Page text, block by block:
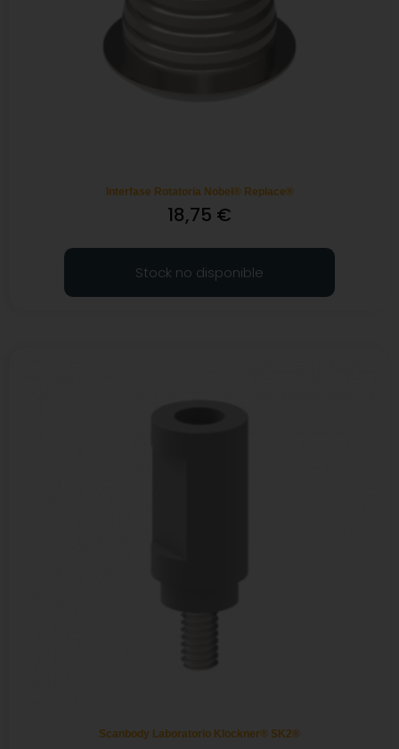
Interfase Rotatoria Nobel® Replace®
18,75 €
Stock no disponible
Scanbody Laboratorio Klockner® SK2®